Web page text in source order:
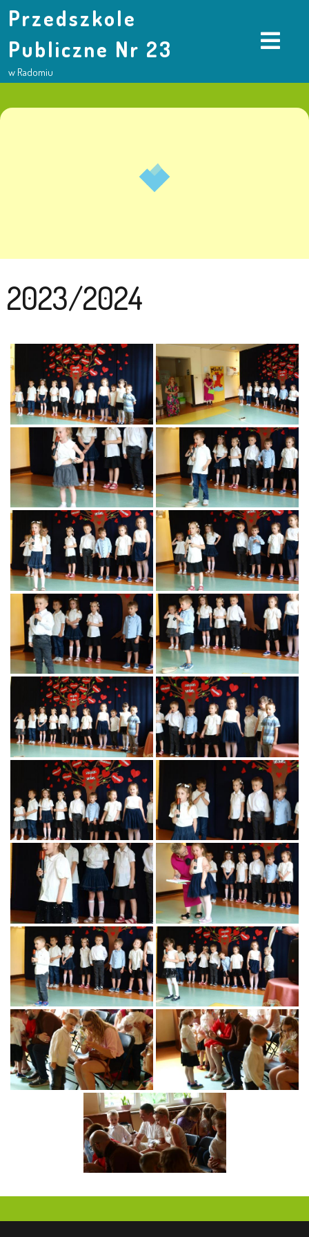
Przedszkole
Publiczne Nr 23
w Radomiu
2023/2024